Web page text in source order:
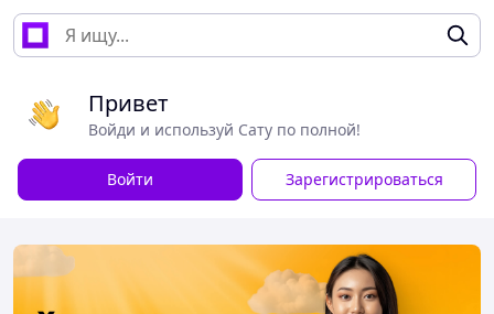
Привет
Войди и используй Сату по полной!
Войти Зарегистрироваться